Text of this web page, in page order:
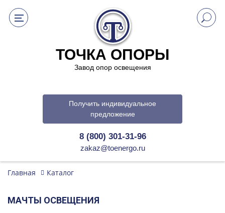
ТОЧКА ОПОРЫ
Завод опор освещения
Получить индивидуальное
предложение
8 (800) 301-31-96
zakaz@toenergo.ru
Главная Каталог
МАЧТЫ ОСВЕЩЕНИЯ